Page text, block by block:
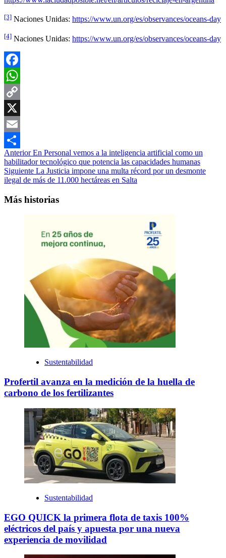
[3] Naciones Unidas: https://www.un.org/es/observances/oceans-day
[4] Naciones Unidas: https://www.un.org/es/observances/oceans-day
Facebook
WhatsApp
Copy
Link
X
Email
Compartir
Navegación
de
entradas
AnteriorEn Personal vemos a la inteligencia artificial como un
habilitador tecnológico que potencia las capacidades humanas
Siguiente La Justicia impone una multa récord por un desmonte
ilegal de más de 11.000 hectáreas en Salta
Más historias
Sustentabilidad
Profertil avanza en la medición de la huella de
carbono de los fertilizantes
Sustentabilidad
EGO QUICK la primera flota de taxis 100%
eléctricos del país y apuesta por una nueva
experiencia de movilidad